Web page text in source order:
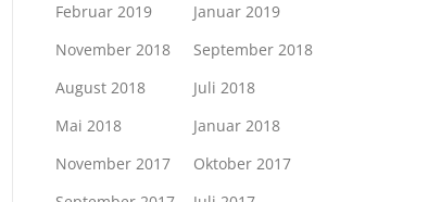
Februar 2019
Januar 2019
November 2018
September 2018
August 2018
Juli 2018
Mai 2018
Januar 2018
November 2017
Oktober 2017